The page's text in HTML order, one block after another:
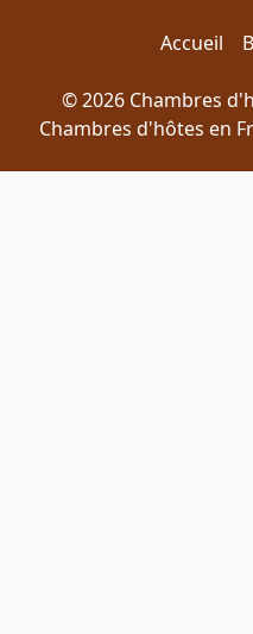
Accueil
© 2026 Chambres
Chambres d'hôtes en